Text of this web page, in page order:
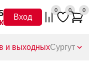
Вход
0 0 0
и выходныхСургут